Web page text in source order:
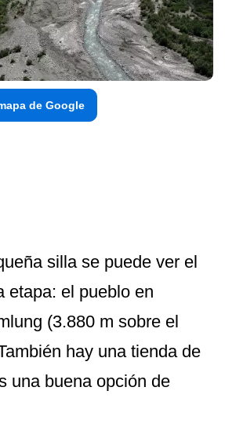
de Google
silla se puede ver el
etapa: el pueblo en
(3.880 m sobre el
hay una tienda de
una buena opción de